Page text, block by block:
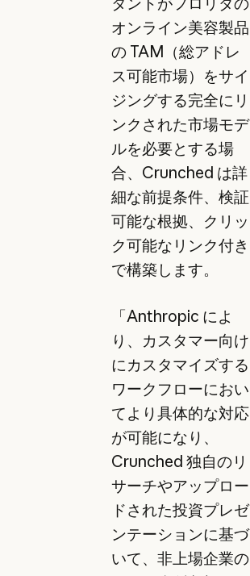
オンライン美容製品
の TAM（総アドレ
ス可能市場）をサイ
ジングする完全にリ
ンクされた市場モデ
ルを必要とする場
合、Crunched は詳
細な前提条件、検証
可能な根拠、クリッ
ク可能なリンク付き
で構築します。
「Anthropic によ
り、カスタマー向け
にカスタマイズする
ワークフローにおい
てより具体的な対応
が可能になり、
Crunched 独自のリ
サーチやアップロー
ドされた投資プレゼ
ンテーションに基づ
いて、非上場企業の